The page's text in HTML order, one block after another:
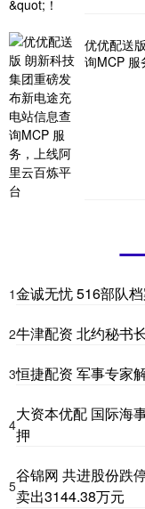
优优配送
询MCP 服
1金诚无忧 516部队
2牛津配资 北约秘书
3恒捷配资 军事专家
4
大资本优配 国际海
押
5
谷锦网 共进股份跌
卖出3144.38万元